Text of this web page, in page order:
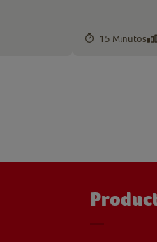
15 Minutos